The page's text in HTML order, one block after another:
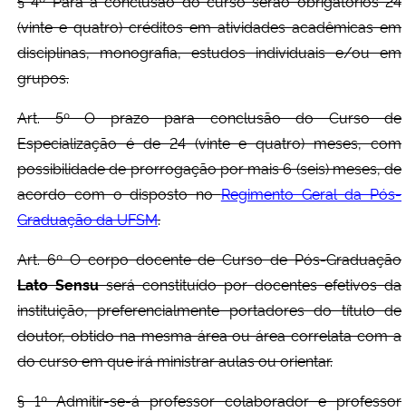
(vinte e quatro) créditos em atividades acadêmicas em
disciplinas, monografia, estudos individuais e/ou em
grupos.
Art. 5º O prazo para conclusão do Curso de
Especialização é de 24 (vinte e quatro) meses, com
possibilidade de prorrogação por mais 6 (seis) meses, de
acordo com o disposto noRegimento Geral da Pós-
Graduação da UFSM.
Art. 6º O corpo docente de Curso de Pós-Graduação
Lato Sensuserá constituído por docentes efetivos da
instituição, preferencialmente portadores do título de
doutor, obtido na mesma área ou área correlata com a
do curso em que irá ministrar aulas ou orientar.
§ 1º Admitir-se-á professor colaborador e professor